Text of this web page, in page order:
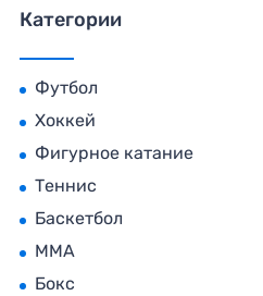
Категории
Футбол
Хоккей
Фигурное катание
Теннис
Баскетбол
MMA
Бокс